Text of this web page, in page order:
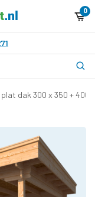
0
dak 300 x 350 +